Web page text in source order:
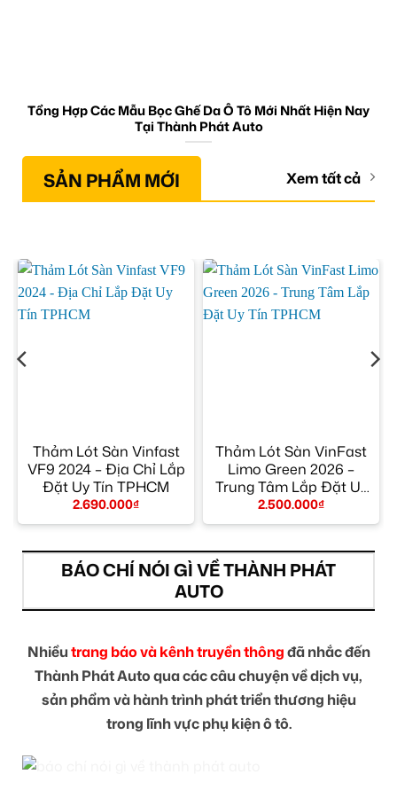
Tổng Hợp Các Mẫu Bọc Ghế Da Ô Tô Mới Nhất Hiện Nay
Tại Thành Phát Auto
SẢN PHẨM MỚI Xem tất cả
Thảm Lót Sàn Vinfast
VF9 2024 – Địa Chỉ Lắp
Đặt Uy Tín TPHCM
2.690.000₫
Thảm Lót Sàn VinFast
Limo Green 2026 –
Trung Tâm Lắp Đặt Uy
Tín TPHCM
2.500.000₫
BÁO CHÍ NÓI GÌ VỀ THÀNH PHÁT
AUTO
Nhiềutrang báo và kênh truyền thôngđã nhắc đến
Thành Phát Auto qua các câu chuyện về dịch vụ,
sản phẩm và hành trình phát triển thương hiệu
trong lĩnh vực phụ kiện ô tô.